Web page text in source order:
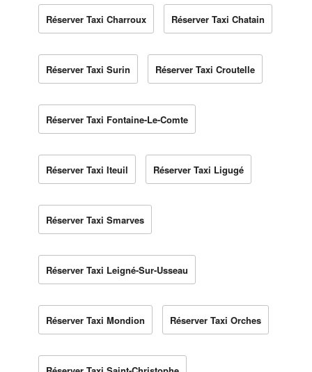
Réserver Taxi Charroux Réserver Taxi Chatain
Réserver Taxi Surin Réserver Taxi Croutelle
Réserver Taxi Fontaine-Le-Comte
Réserver Taxi Iteuil Réserver Taxi Ligugé
Réserver Taxi Smarves
Réserver Taxi Leigné-Sur-Usseau
Réserver Taxi Mondion Réserver Taxi Orches